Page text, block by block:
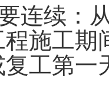
连续：
施工
工第一